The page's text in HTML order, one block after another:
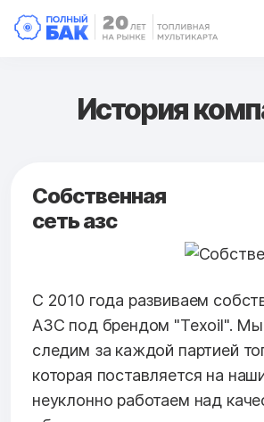
История
Собственная
сеть азс
C 2010 года развиваем
АЗС под брендом "Texoil". Мы
следим за каждой партией
которая поставляется на
неуклонно работаем над